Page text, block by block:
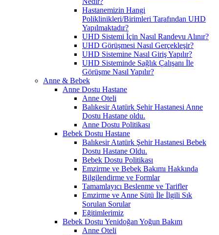
Hastanemizin Hangi
Poliklinikleri/Birimleri Tarafından UHD
Yapılmaktadır?
UHD Sistemi İçin Nasıl Randevu Alınır?
UHD Görüşmesi Nasıl Gerçekleşir?
UHD Sistemine Nasıl Giriş Yapılır?
UHD Sisteminde Sağlık Çalışanı İle
Görüşme Nasıl Yapılır?
Anne & Bebek
Anne Dostu Hastane
Anne Oteli
Balıkesir Atatürk Şehir Hastanesi Anne
Dostu Hastane oldu.
Anne Dostu Politikası
Bebek Dostu Hastane
Balıkesir Atatürk Şehir Hastanesi Bebek
Dostu Hastane Oldu.
Bebek Dostu Politikası
Emzirme ve Bebek Bakımı Hakkında
Bilgilendirme ve Formlar
Tamamlayıcı Beslenme ve Tarifler
Emzirme ve Anne Sütü İle İlgili Sık
Sorulan Sorular
Eğitimlerimiz
Bebek Dostu Yenidoğan Yoğun Bakım
Anne Oteli